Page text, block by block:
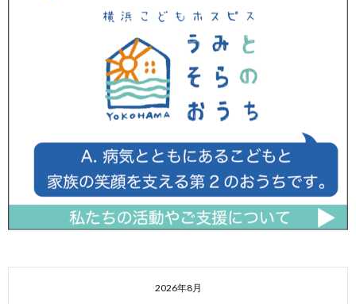
2026年8月